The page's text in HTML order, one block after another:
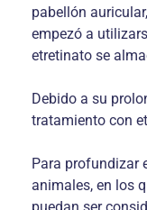
pabellón
empezó a
etretinato se
Debido a su
tratamiento con
Para profundizar
animales, en los